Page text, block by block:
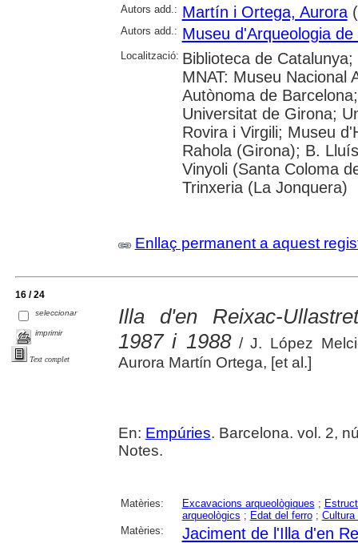
Autors add.: Martín i Ortega, Aurora
Autors add.: Museu d'Arqueologia de
Localització: Biblioteca de
MNAT: Museu Nacional
Autònoma de
Universitat de Girona;
Rovira i Virgili; Museu
Rahola (Girona); B.
Vinyoli (Santa Coloma
Trinxeria (La Jonquera)
Enllaç permanent a aquest
16 / 24
seleccionar
imprimir
Text complet
Illa d'en Reixac-
1987 i 1988/ J. López
Aurora Martín Ortega, [et al.]
En: Empúries. Barcelona. vol. 2,
Notes.
Matèries: Excavacions arqueològiques ;
arqueològics ; Edat del ferro; Cultura
Matèries:
Jaciment de l'Illa d'en